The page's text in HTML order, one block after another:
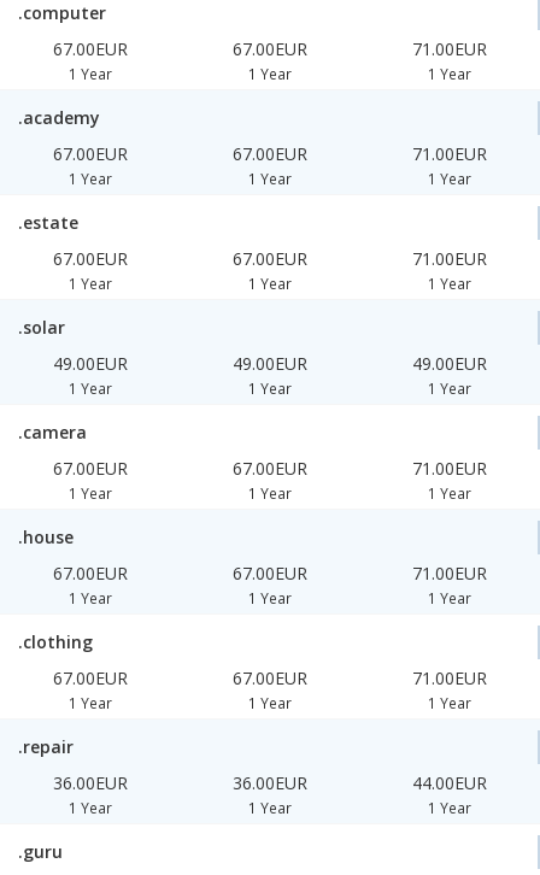
.computer
67.00EUR
1 Year
67.00EUR
1 Year
71.00EUR
1 Year
.academy
67.00EUR
1 Year
67.00EUR
1 Year
71.00EUR
1 Year
.estate
67.00EUR
1 Year
67.00EUR
1 Year
71.00EUR
1 Year
.solar
49.00EUR
1 Year
49.00EUR
1 Year
49.00EUR
1 Year
.camera
67.00EUR
1 Year
67.00EUR
1 Year
71.00EUR
1 Year
.house
67.00EUR
1 Year
67.00EUR
1 Year
71.00EUR
1 Year
.clothing
67.00EUR
1 Year
67.00EUR
1 Year
71.00EUR
1 Year
.repair
36.00EUR
1 Year
36.00EUR
1 Year
44.00EUR
1 Year
.guru